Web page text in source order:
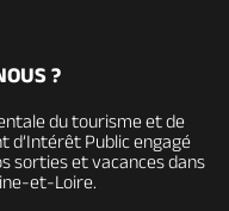
?
du tourisme et de
d’Intérêt Public engagé
sorties et vacances dans
et-Loire.